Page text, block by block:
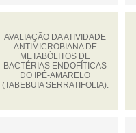
AVALIAÇÃO DA ATIVIDADE
ANTIMICROBIANA DE
METABÓLITOS DE
BACTÉRIAS ENDOFÍTICAS
DO IPÊ-AMARELO
(TABEBUIA SERRATIFOLIA).